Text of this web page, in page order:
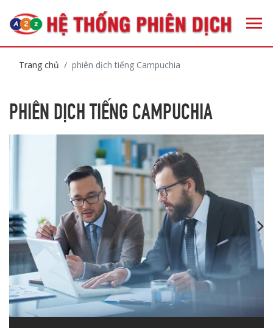
Trang chủ phiên dịch tiếng Campuchia
PHIÊN DỊCH TIẾNG CAMPUCHIA